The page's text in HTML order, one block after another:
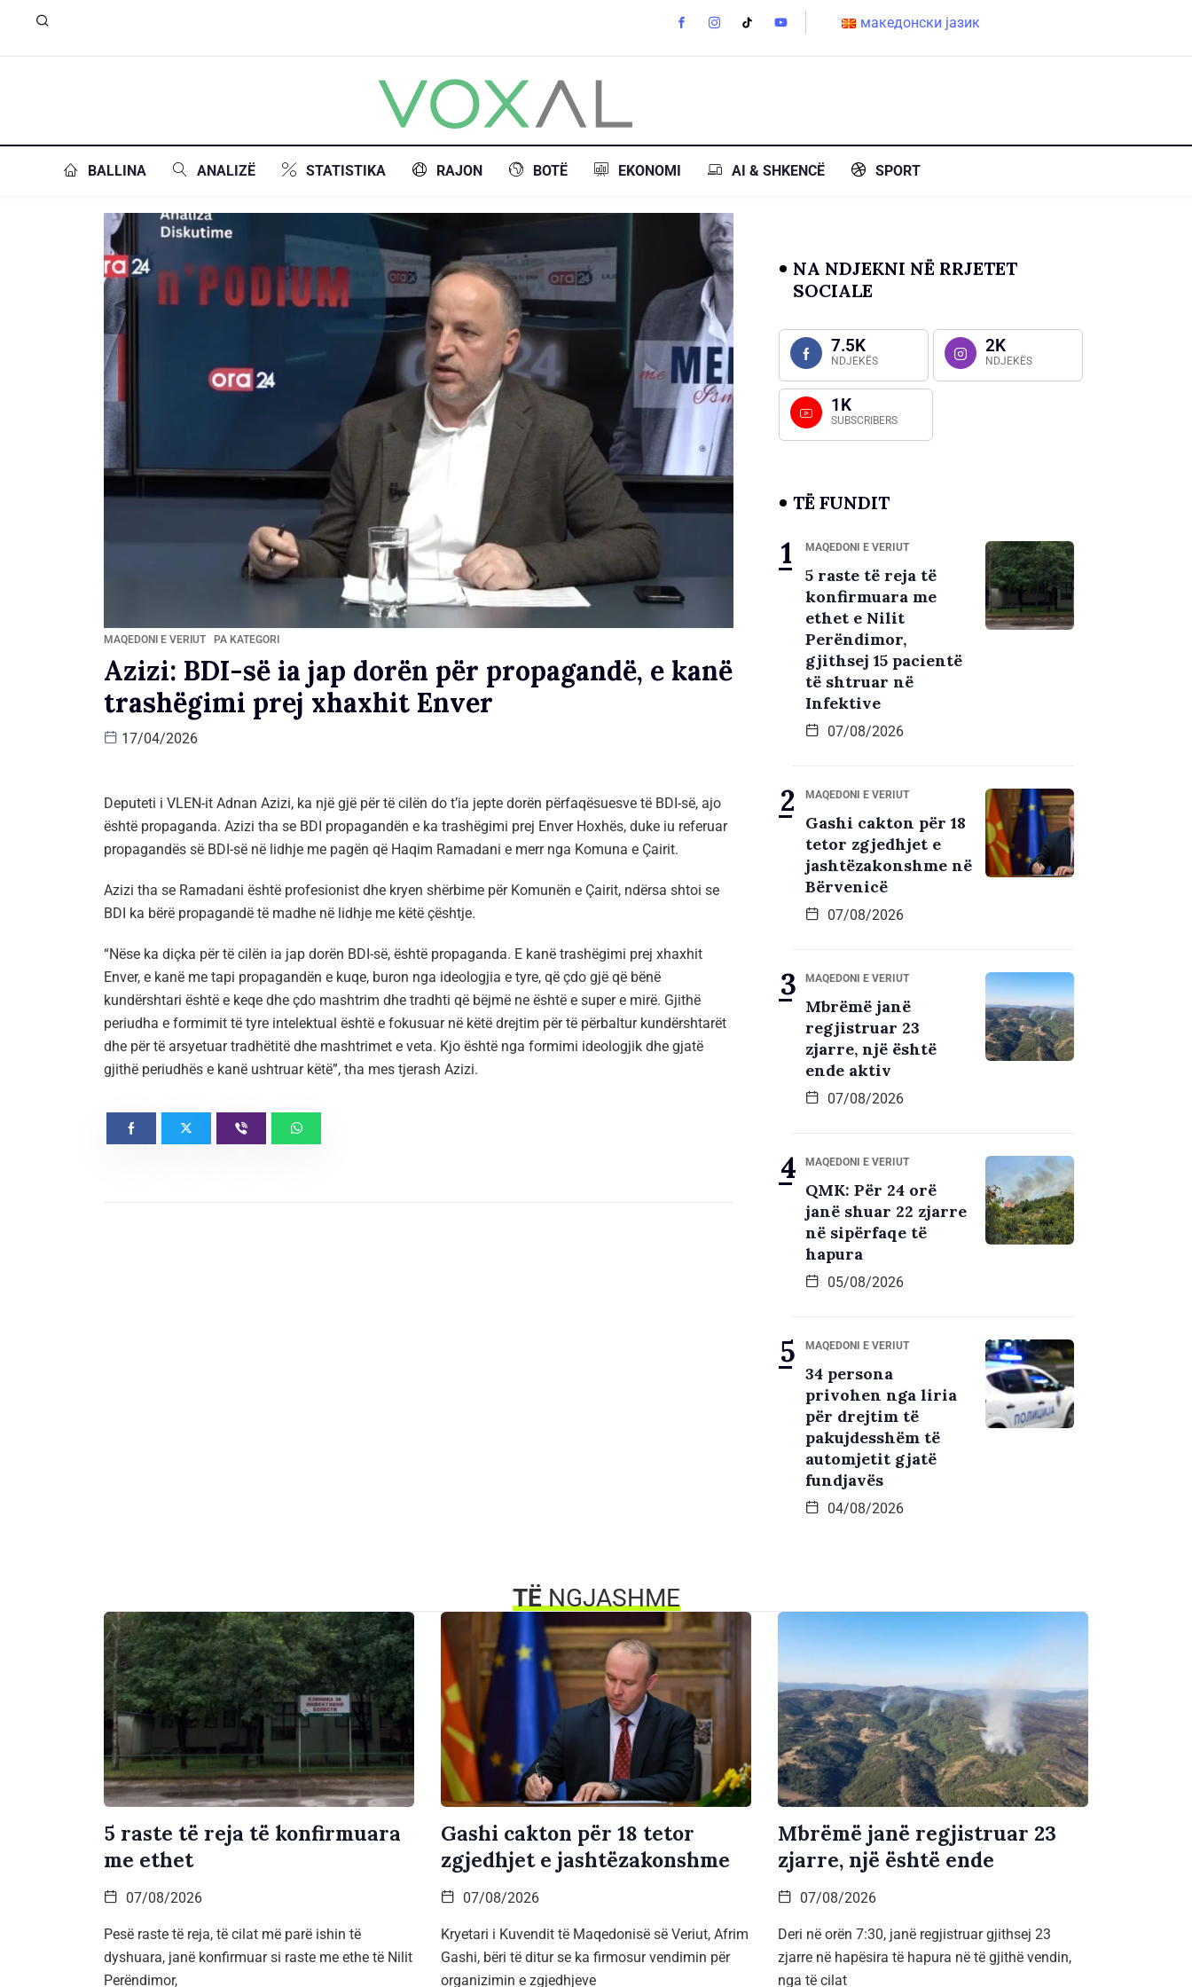
македонски јазик
BALLINA ANALIZË STATISTIKA RAJON BOTË EKONOMI AI & SHKENCË SPORT
MAQEDONI E VERIUT PA KATEGORI
Azizi: BDI-së ia jap dorën për propagandë, e kanë
trashëgimi prej xhaxhit Enver
17/04/2026
Deputeti i VLEN-it Adnan Azizi, ka një gjë për të cilën do t’ia jepte dorën përfaqësuesve të BDI-së, ajo
është propaganda. Azizi tha se BDI propagandën e ka trashëgimi prej Enver Hoxhës, duke iu referuar
propagandës së BDI-së në lidhje me pagën që Haqim Ramadani e merr nga Komuna e Çairit.
Azizi tha se Ramadani është profesionist dhe kryen shërbime për Komunën e Çairit, ndërsa shtoi se
BDI ka bërë propagandë të madhe në lidhje me këtë çështje.
“Nëse ka diçka për të cilën ia jap dorën BDI-së, është propaganda. E kanë trashëgimi prej xhaxhit
Enver, e kanë me tapi propagandën e kuqe, buron nga ideologjia e tyre, që çdo gjë që bënë
kundërshtari është e keqe dhe çdo mashtrim dhe tradhti që bëjmë ne është e super e mirë. Gjithë
periudha e formimit të tyre intelektual është e fokusuar në këtë drejtim për të përbaltur kundërshtarët
dhe për të arsyetuar tradhëtitë dhe mashtrimet e veta. Kjo është nga formimi ideologjik dhe gjatë
gjithë periudhës e kanë ushtruar këtë”, tha mes tjerash Azizi.
NA NDJEKNI NË RRJETET
SOCIALE
7.5K
NDJEKËS
2K
NDJEKËS
1K
SUBSCRIBERS
TË FUNDIT
MAQEDONI E VERIUT
5 raste të reja të
konfirmuara me
ethet e Nilit
Perëndimor,
gjithsej 15 pacientë
të shtruar në
Infektive
07/08/2026
MAQEDONI E VERIUT
Gashi cakton për 18
tetor zgjedhjet e
jashtëzakonshme në
Bërvenicë
07/08/2026
MAQEDONI E VERIUT
Mbrëmë janë
regjistruar 23
zjarre, një është
ende aktiv
07/08/2026
MAQEDONI E VERIUT
QMK: Për 24 orë
janë shuar 22 zjarre
në sipërfaqe të
hapura
05/08/2026
MAQEDONI E VERIUT
34 persona
privohen nga liria
për drejtim të
pakujdesshëm të
automjetit gjatë
fundjavës
04/08/2026
TËNGJASHME
5 raste të reja të konfirmuara
me ethet
07/08/2026
Pesë raste të reja, të cilat më parë ishin të
dyshuara, janë konfirmuar si raste me ethe të Nilit
Perëndimor,
Gashi cakton për 18 tetor
zgjedhjet e jashtëzakonshme
07/08/2026
Kryetari i Kuvendit të Maqedonisë së Veriut, Afrim
Gashi, bëri të ditur se ka firmosur vendimin për
organizimin e zgjedhjeve
Mbrëmë janë regjistruar 23
zjarre, një është ende
07/08/2026
Deri në orën 7:30, janë regjistruar gjithsej 23
zjarre në hapësira të hapura në të gjithë vendin,
nga të cilat